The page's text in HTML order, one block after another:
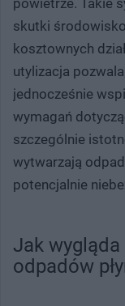
skutki
kosztownych
utylizacja
jednocześnie
wymagań
szczególnie
wytwarzają
potencjalnie
Jak
odpadów